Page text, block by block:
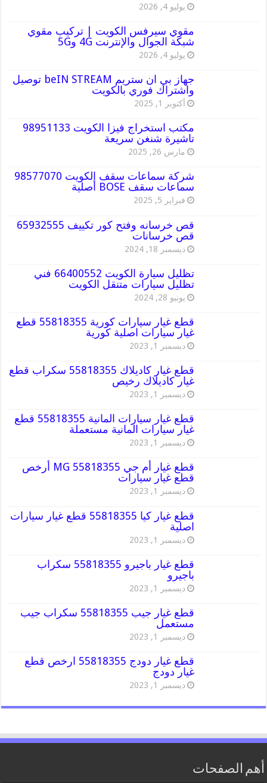
يوليو 4, 2026
مقوي سيرفس الكويت | تركيب مقوي
شبكة الجوال والإنترنت 4G و5G
يوليو 4, 2026
جهاز بي ان ستريم beIN STREAM توصيل
واشتراك فوري بالكويت
أكتوبر 1, 2025
مكتب استخراج فيزا الكويت 98951133
تاشيرة شنغن سريعة
مارس 26, 2025
شركة سماعات سقف الكويت 98577070
سماعات سقف BOSE أصلية
فبراير 5, 2025
قص خرسانه وفتح كور تكييف 65932555
قص خرسانات
ديسمبر 18, 2024
تظليل سيارة الكويت 66400552 فني
تظليل سيارات متنقل الكويت
يونيو 28, 2024
قطع غيار سيارات كورية 55818355 قطع
غيار سيارات اصلية كورية
ديسمبر 1, 2023
قطع غيار كاديلاك 55818355 سكراب قطع
غيار كاديلاك رخيص
ديسمبر 1, 2023
قطع غيار سيارات المانية 55818355 قطع
غيار سيارات المانية مستعملة
ديسمبر 1, 2023
قطع غيار أم جي MG 55818355 أرخص
قطع غيار سيارات
ديسمبر 1, 2023
قطع غيار كيا 55818355 قطع غيار سيارات
اصلية
ديسمبر 1, 2023
قطع غيار باجيرو 55818355 سكراب
باجيرو
ديسمبر 1, 2023
قطع غيار جيب 55818355 سكراب جيب
مستعمل
ديسمبر 1, 2023
قطع غيار دودج 55818355 ارخص قطع
غيار دودج
ديسمبر 1, 2023
أهم الصفحات